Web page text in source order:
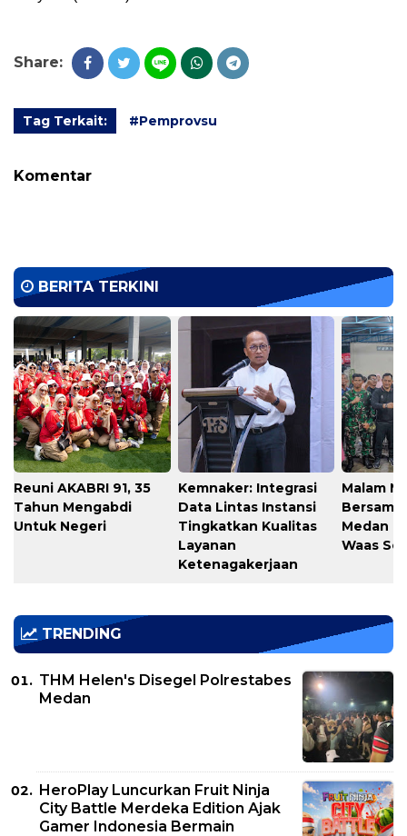
Share:
Tag Terkait: #Pemprovsu
Komentar
BERITA TERKINI
Reuni AKABRI 91, 35
Tahun Mengabdi
Untuk Negeri
Kemnaker: Integrasi
Data Lintas Instansi
Tingkatkan Kualitas
Layanan
Ketenagakerjaan
Malam
Bersama
Medan
Waas
TRENDING
THM Helen's Disegel Polrestabes
Medan
HeroPlay Luncurkan Fruit Ninja
City Battle Merdeka Edition Ajak
Gamer Indonesia Bermain